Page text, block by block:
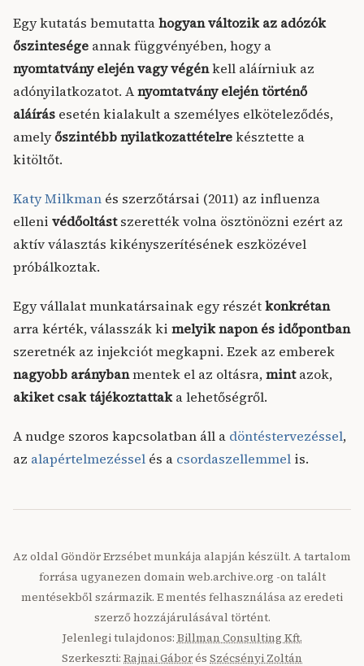
Egy kutatás bemutattahogyan változik az adózók
őszintesége annak függvényében, hogy a
nyomtatvány elején vagy végénkell aláírniuk az
adónyilatkozatot. Anyomtatvány elején történő
aláírás esetén kialakult a személyes elköteleződés,
amelyőszintébb nyilatkozattételrekésztette a
kitöltőt.
Katy Milkman és szerzőtársai (2011) az influenza
elleni védőoltástszerették volna ösztönözni ezért az
aktív választás kikényszerítésének eszközével
próbálkoztak.
Egy vállalat munkatársainak egy részétkonkrétan
arra kérték, válasszák ki melyik napon és időpontban
szeretnék az injekciót megkapni. Ezek az emberek
nagyobb aránybanmentek el az oltásra,mintazok,
akiket csak tájékoztattaka lehetőségről.
A nudge szoros kapcsolatban áll a döntéstervezéssel,
az alapértelmezéssel és a csordaszellemmel is.
Az oldal Göndör Erzsébet munkája alapján készült. A tartalom
forrása ugyanezen domain web.archive.org -on talált
mentésekből származik. E mentés felhasználása az eredeti
szerző hozzájárulásával történt.
Jelenlegi tulajdonos: Billman Consulting Kft.
Szerkeszti: Rajnai Gáborés Szécsényi Zoltán